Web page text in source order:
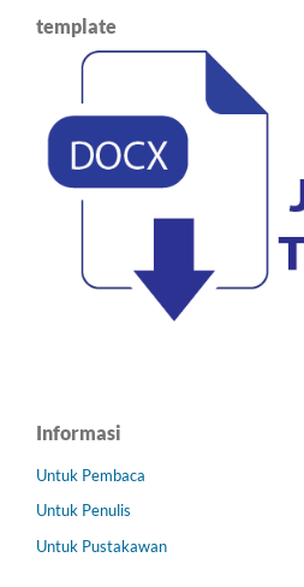
template
Informasi
Untuk Pembaca
Untuk Penulis
Untuk Pustakawan